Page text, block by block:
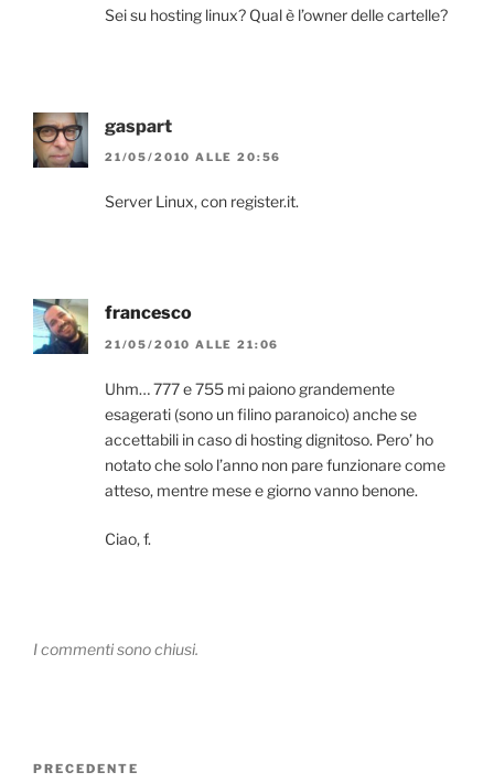
Sei su hosting linux? Qual è l’owner delle cartelle?
gaspart
21/05/2010 ALLE 20:56
Server Linux, con register.it.
francesco
21/05/2010 ALLE 21:06
Uhm… 777 e 755 mi paiono grandemente
esagerati (sono un filino paranoico) anche se
accettabili in caso di hosting dignitoso. Pero’ ho
notato che solo l’anno non pare funzionare come
atteso, mentre mese e giorno vanno benone.
Ciao, f.
I commenti sono chiusi.
Navigazione
Articolo
PRECEDENTE